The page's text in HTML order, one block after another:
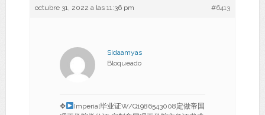
octubre 31, 2022 a las 11:36 pm #6413
Sidaamyas
Bloqueado
✥
Imperial毕业证W/Q1986543008定做帝国